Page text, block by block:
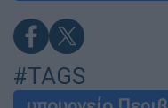
#TAGS